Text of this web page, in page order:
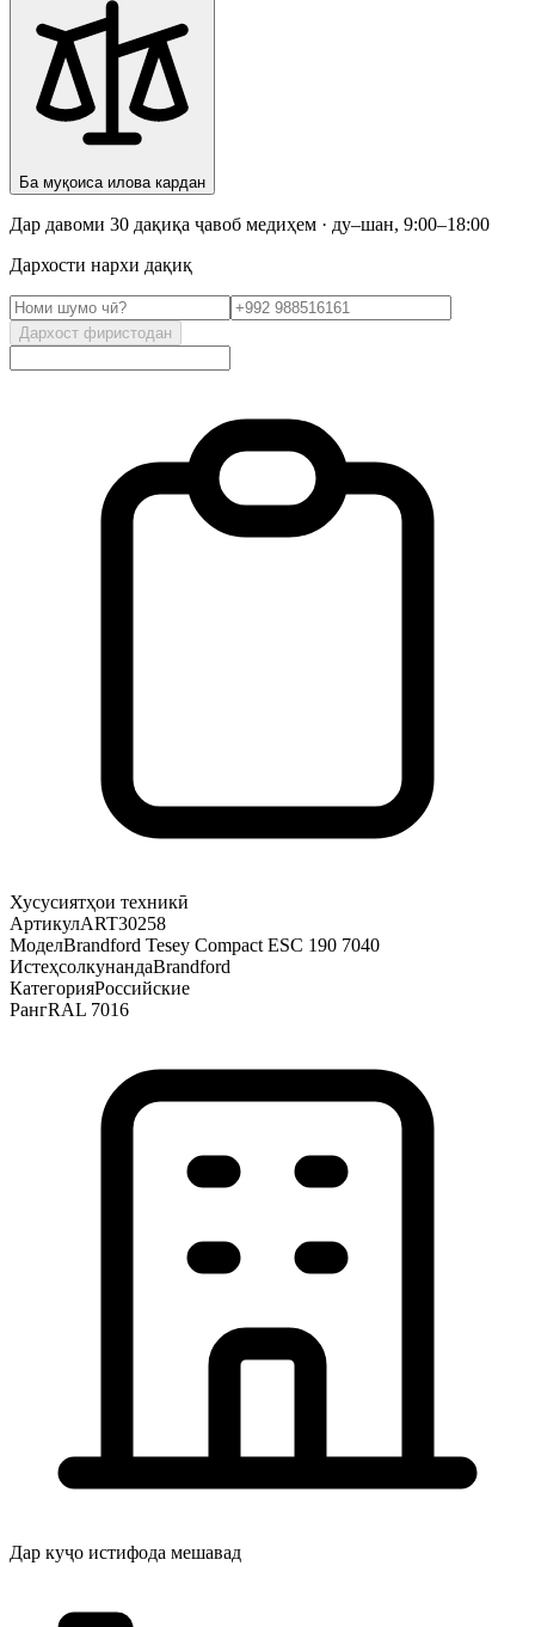
Ба муқоиса илова кардан
Дар давоми 30 дақиқа ҷавоб медиҳем · ду–шан, 9:00–18:00
Дархости нархи дақиқ
Дархост фиристодан
Хусусиятҳои техникӣ
АртикулART30258
МоделBrandford Tesey Compact ESC 190 7040
ИстеҳсолкунандаBrandford
КатегорияРоссийские
РангRAL 7016
Дар куҷо истифода мешавад